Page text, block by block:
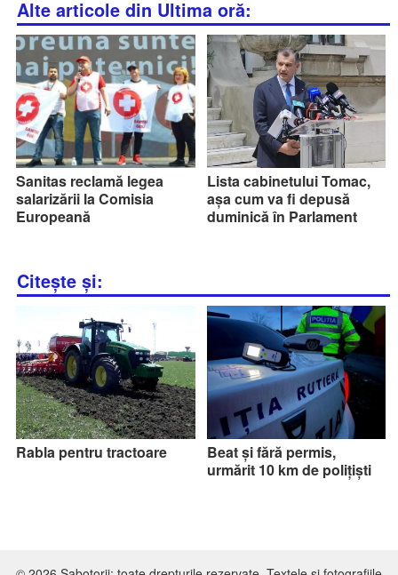
Alte articole din Ultima oră:
Sanitas reclamă legea
salarizării la Comisia
Europeană
Lista cabinetului Tomac,
așa cum va fi depusă
duminică în Parlament
Citește și:
Rabla pentru tractoare
Beat și fără permis,
urmărit 10 km de polițiști